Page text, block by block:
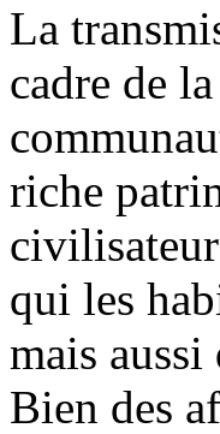
La
cadre de
riche
qui les
mais
Bien des